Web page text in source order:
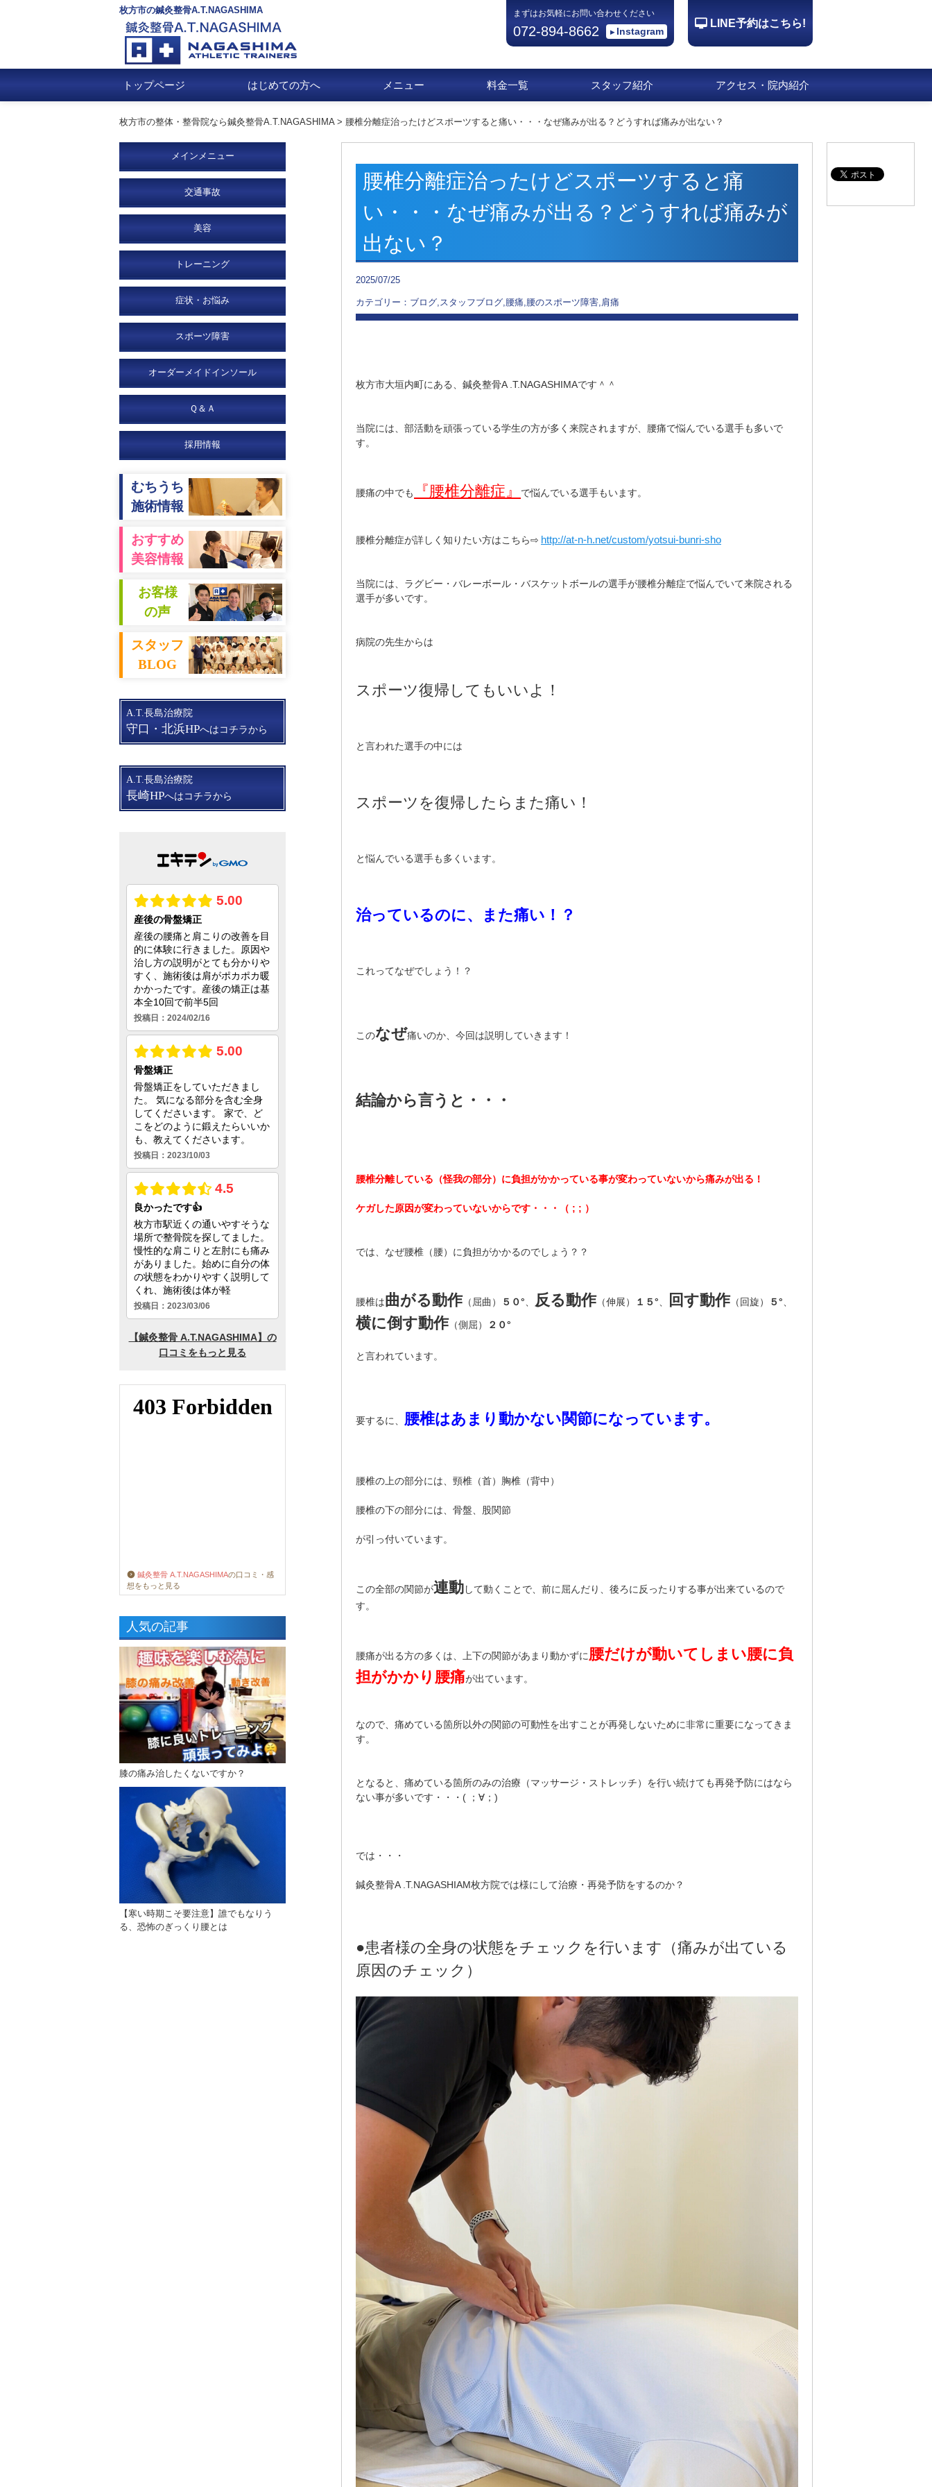
枚方市の鍼灸整骨A.T.NAGASHIMA まずはお気軽にお問い合わせください
072-894-8662 Instagram
LINE予約はこちら!
トップページ はじめての方へ メニュー 料金一覧 スタッフ紹介 アクセス・院内紹介
枚方市の整体・整骨院なら鍼灸整骨A.T.NAGASHIMA> 腰椎分離症治ったけどスポーツすると痛い・・・なぜ痛みが出る？どうすれば痛みが出ない？
腰椎分離症治ったけどスポーツすると痛
い・・・なぜ痛みが出る？どうすれば痛みが
出ない？
2025/07/25
カテゴリー：ブログ,スタッフブログ,腰痛,腰のスポーツ障害,肩痛
枚方市大垣内町にある、鍼灸整骨A .T.NAGASHIMAです＾＾
当院には、部活動を頑張っている学生の方が多く来院されますが、腰痛で悩んでいる選手も多いで
す。
腰痛の中でも 『腰椎分離症』 で悩んでいる選手もいます。
腰椎分離症が詳しく知りたい方はこちら⇨ http://at-n-h.net/custom/yotsui-bunri-sho
当院には、ラグビー・バレーボール・バスケットボールの選手が腰椎分離症で悩んでいて来院される
選手が多いです。
病院の先生からは
スポーツ復帰してもいいよ！
と言われた選手の中には
スポーツを復帰したらまた痛い！
と悩んでいる選手も多くいます。
治っているのに、また痛い！？
これってなぜでしょう！？
このなぜ痛いのか、今回は説明していきます！
結論から言うと・・・
腰椎分離している（怪我の部分）に負担がかかっている事が変わっていないから痛みが出る！
ケガした原因が変わっていないからです・・・（ ; ; ）
では、なぜ腰椎（腰）に負担がかかるのでしょう？？
腰椎は曲がる動作 （屈曲） ５０° 反る動作 （伸展） １５° 回す動作 （回旋） ５°
横に倒す動作 （側屈） ２０°
と言われています。
要するに、 腰椎はあまり動かない関節になっています。
腰椎の上の部分には、頸椎（首）胸椎（背中）
腰椎の下の部分には、骨盤、股関節
が引っ付いています。
この全部の関節が連動して動くことで、前に屈んだり、後ろに反ったりする事が出来ているので
す。
腰痛が出る方の多くは、上下の関節があまり動かずに腰だけが動いてしまい腰に負
担がかかり腰痛が出ています。
なので、痛めている箇所以外の関節の可動性を出すことが再発しないために非常に重要になってきま
す。
となると、痛めている箇所のみの治療（マッサージ・ストレッチ）を行い続けても再発予防にはなら
ない事が多いです・・・( ；∀；)
では・・・
鍼灸整骨A .T.NAGASHIAM枚方院では様にして治療・再発予防をするのか？
●患者様の全身の状態をチェックを行います（痛みが出ている
原因のチェック）
メインメニュー
交通事故
美容
トレーニング
症状・お悩み
スポーツ障害
オーダーメイドインソール
Ｑ＆Ａ
採用情報
むちうち
施術情報
おすすめ
美容情報
お客様
の声
スタッフ
BLOG
A.T.長島治療院
守口・北浜HPへはコチラから
A.T.長島治療院
長崎HPへはコチラから
鍼灸整骨 A.T.NAGASHIMAの口コミ・感
想をもっと見る
人気の記事
膝の痛み治したくないですか？
【寒い時期こそ要注意】誰でもなりう
る、恐怖のぎっくり腰とは